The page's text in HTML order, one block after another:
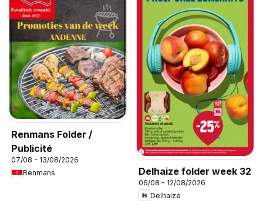
Renmans Folder /
Publicité
07/08 - 13/08/2026
Renmans
Delhaize folder week 32
06/08 - 12/08/2026
Delhaize